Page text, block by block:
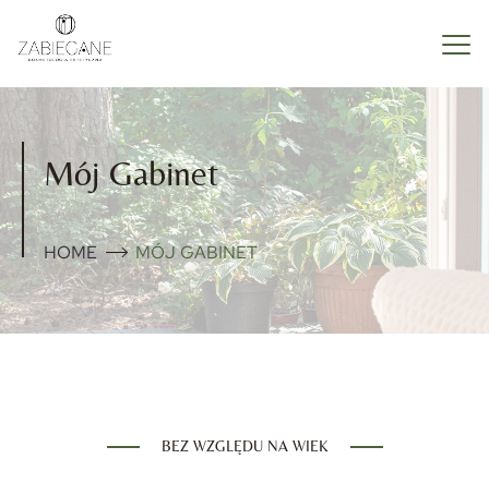
Mój Gabinet
HOME MÓJ GABINET
BEZ WZGLĘDU NA WIEK